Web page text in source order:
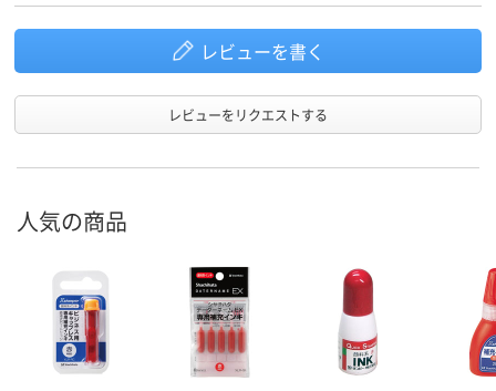
レビューを書く
レビューをリクエストする
人気の商品